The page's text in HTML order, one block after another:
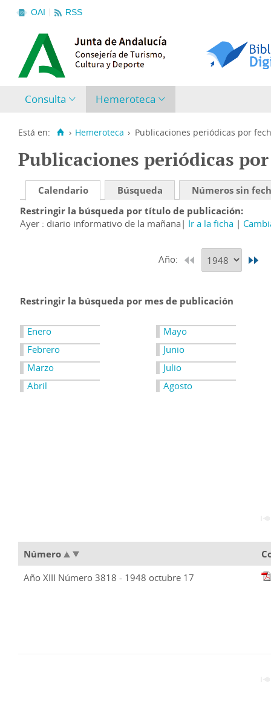
OAI RSS
Consulta Hemeroteca
Está en: › Hemeroteca › Publicaciones periódicas por
Publicaciones periódicas
Calendario Búsqueda
Números sin
Restringir la búsqueda por título de publicación
Ayer : diario informativo de la mañana
Ir a la ficha
Año:
Restringir la búsqueda por mes de publicación
Enero
Febrero
Marzo
Abril
Mayo
Junio
Julio
Agosto
Número
Año XIII Número 3818 - 1948 octubre 17